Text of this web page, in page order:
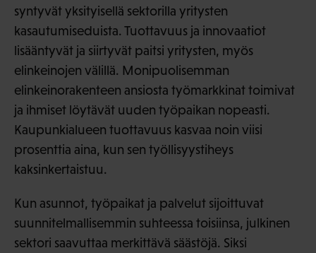
syntyvät yksityisellä sektorilla yritysten
kasautumiseduista. Tuottavuus ja innovaatiot
lisääntyvät ja siirtyvät paitsi yritysten, myös
elinkeinojen välillä. Monipuolisemman
elinkeinorakenteen ansiosta työmarkkinat toimivat
ja ihmiset löytävät uuden työpaikan nopeasti.
Kaupunkialueen tuottavuus kasvaa noin viisi
prosenttia aina, kun sen työllisyystiheys
kaksinkertaistuu.
Kun asunnot, työpaikat ja palvelut sijoittuvat
suunnitelmallisemmin suhteessa toisiinsa, julkinen
sektori saavuttaa merkittävä säästöjä. Siksi